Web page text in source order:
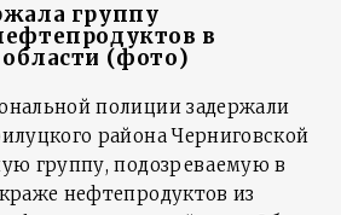
группу
в
(фото)
полиции задержали
района Черниговской
группу, подозреваемую в
нефтепродуктов из